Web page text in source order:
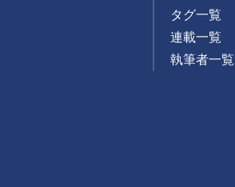
タグ一覧
連載一覧
執筆者一覧